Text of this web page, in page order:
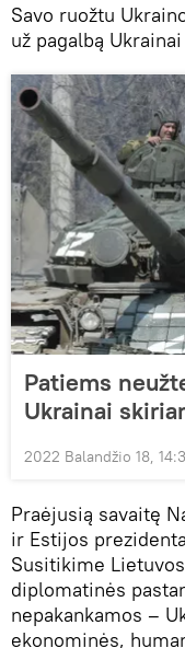
Savo ruožtu
už pagalbą
Patiems
Ukrainai
2022 Balandžio 18,
Praėjusią savaitę
ir Estijos
Susitikime
diplomatinės
nepakankamos –
ekonominės,